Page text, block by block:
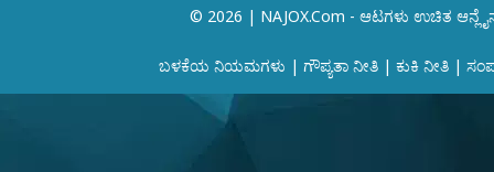
© 2026 | NAJOX.com - ಆಟಗಳು ಉಚಿತ
ಬಳಕೆಯ ನಿಯಮಗಳು | ಗೌಪ್ಯತಾ ನೀತಿ| ಕುಕಿ ನೀತಿ|